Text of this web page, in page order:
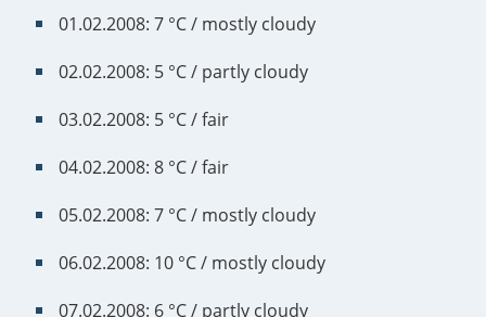
01.02.2008: 7 °C / mostly cloudy
02.02.2008: 5 °C / partly cloudy
03.02.2008: 5 °C / fair
04.02.2008: 8 °C / fair
05.02.2008: 7 °C / mostly cloudy
06.02.2008: 10 °C / mostly cloudy
07.02.2008: 6 °C / partly cloudy